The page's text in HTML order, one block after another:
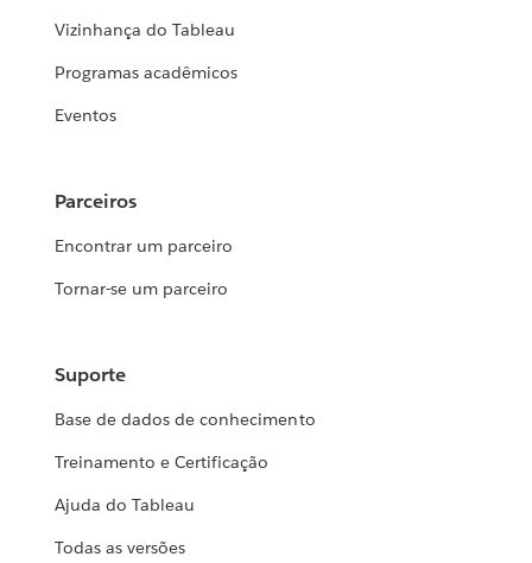
Vizinhança do Tableau
Programas acadêmicos
Eventos
Parceiros
Encontrar um parceiro
Tornar-se um parceiro
Suporte
Base de dados de conhecimento
Treinamento e Certificação
Ajuda do Tableau
Todas as versões